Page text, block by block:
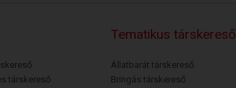
társkereső
Tematikus társkereső
Állatbarát társkereső
Bringás társkereső